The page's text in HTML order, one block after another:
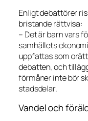
Enligt debattörer
bristande rättvisa:
– Det är barn vars
samhällets
uppfattas som
debatten, och
förmåner inte bör
stadsdelar.
Vandel och